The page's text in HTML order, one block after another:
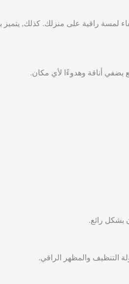
يعتبر طقم الاستقبال من 6 قطع حلاً عصريًا ومثاليًا لإضفاء لمسة راقية
يضفي أناقة وهدوءًا لأي مكان.
التنظيف والمظهر الراقي.